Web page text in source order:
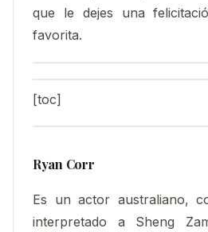
que le dejes una
favorita.
[toc]
Ryan Corr
Es un actor australiano,
interpretado a Sheng